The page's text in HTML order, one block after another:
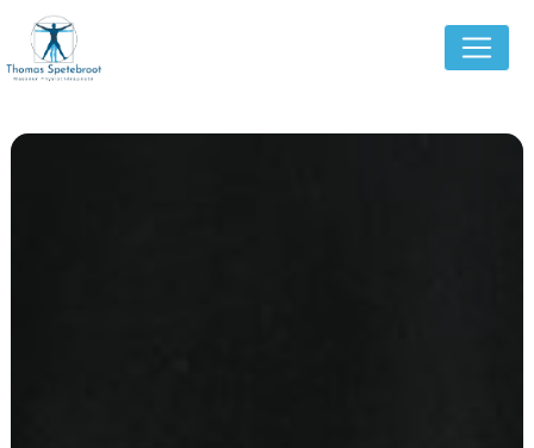
Panneau de gestion des cookies